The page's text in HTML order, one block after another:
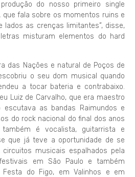
do nosso primeiro single
que fala sobre os momentos ruins e
lados as crenças limitantes”, disse,
misturam elementos do hard
das Nações e natural de Poços de
o seu dom musical quando
a tocar bateria e contrabaixo.
Luiz de Carvalho, que era maestro
as bandas Raimundos e
do rock nacional do final dos anos
é vocalista, guitarrista e
que já teve a oportunidade de se
musicais espalhados pela
em São Paulo e também
do Figo, em Valinhos e em